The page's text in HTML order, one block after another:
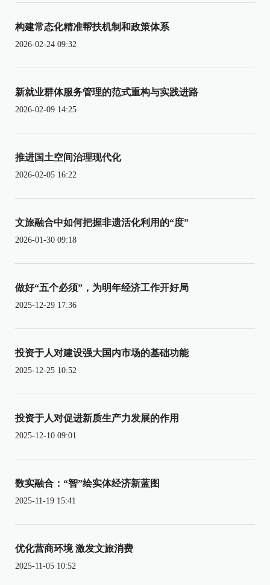
构建常态化精准帮扶机制和政策体系
2026-02-24 09:32
新就业群体服务管理的范式重构与实践进路
2026-02-09 14:25
推进国土空间治理现代化
2026-02-05 16:22
文旅融合中如何把握非遗活化利用的“度”
2026-01-30 09:18
做好“五个必须”，为明年经济工作开好局
2025-12-29 17:36
投资于人对建设强大国内市场的基础功能
2025-12-25 10:52
投资于人对促进新质生产力发展的作用
2025-12-10 09:01
数实融合：“智”绘实体经济新蓝图
2025-11-19 15:41
优化营商环境 激发文旅消费
2025-11-05 10:52